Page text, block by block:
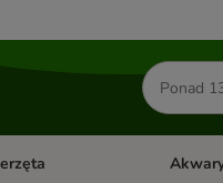
Szukaj
produktów
kategorii: Koty Otwórz